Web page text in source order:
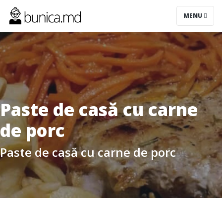
MENU
Paste de casă cu carne
de porc
Paste de casă cu carne de porc